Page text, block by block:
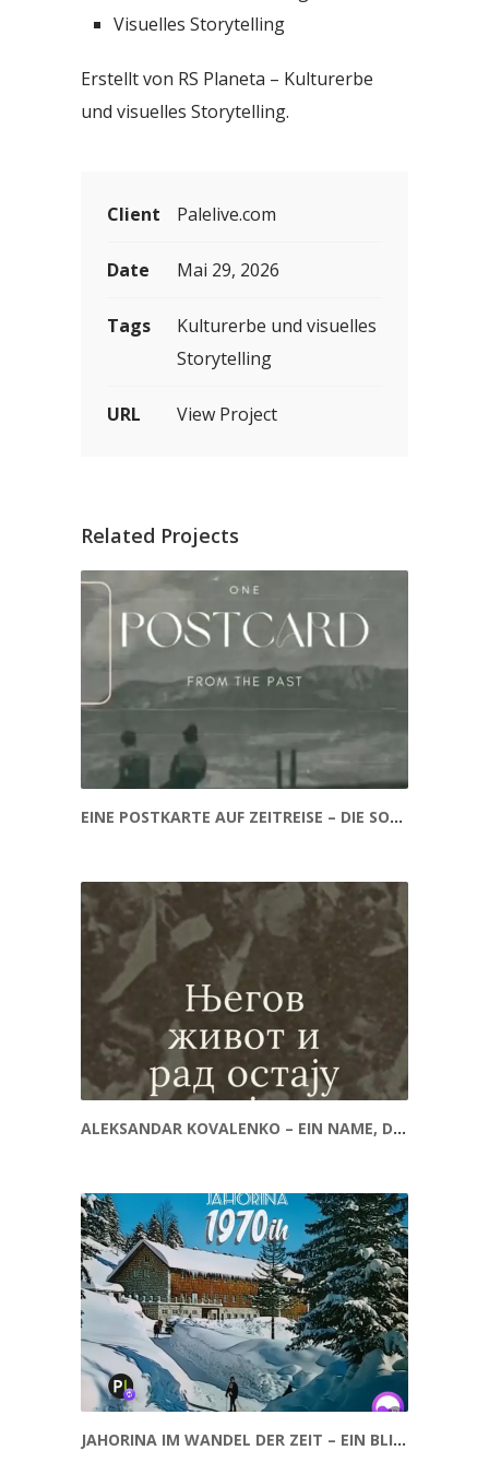
Visuelles Storytelling
Erstellt von RS Planeta – Kulturerbe
und visuelles Storytelling.
Client Palelive.com
Date Mai 29, 2026
Tags
Kulturerbe und visuelles
Storytelling
URL View Project
Related Projects
EINE POSTKARTE AUF ZEITREISE – DIE SOKOLEN EINER VERGANGENEN EPOCHE
ALEKSANDAR KOVALENKO – EIN NAME, DER GESCHICHTE SCHRIEB
JAHORINA IM WANDEL DER ZEIT – EIN BLICK IN DIE VERGANGENHEIT